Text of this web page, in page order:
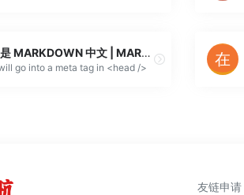
你好！这里是 MARKDOWN 中文 | MARKDOWN 中文
go into a meta tag in <head />
友链申请